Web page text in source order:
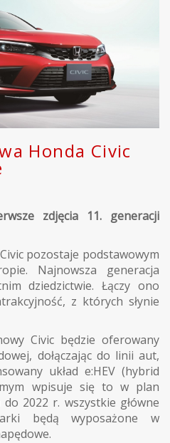
Honda Civic
zdjęcia 11. generacji
pozostaje podstawowym
Najnowsza generacja
dziedzictwie. Łączy ono
z których słynie
Civic będzie oferowany
dołączając do linii aut,
układ e:HEV (hybrid
wpisuje się to w plan
2022 r. wszystkie główne
będą wyposażone w